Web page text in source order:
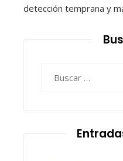
detección temprana y